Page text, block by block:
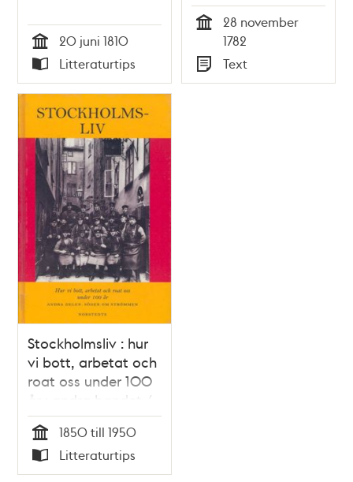
Tid
20 juni 1810
Typ
Litteraturtips
28 november
1782
Typ
Text
Stockholmsliv : hur
vi bott, arbetat och
roat oss under 100
år : andra bandet /
Staffan Tjerneld
Tid
1850 till 1950
Typ
Litteraturtips